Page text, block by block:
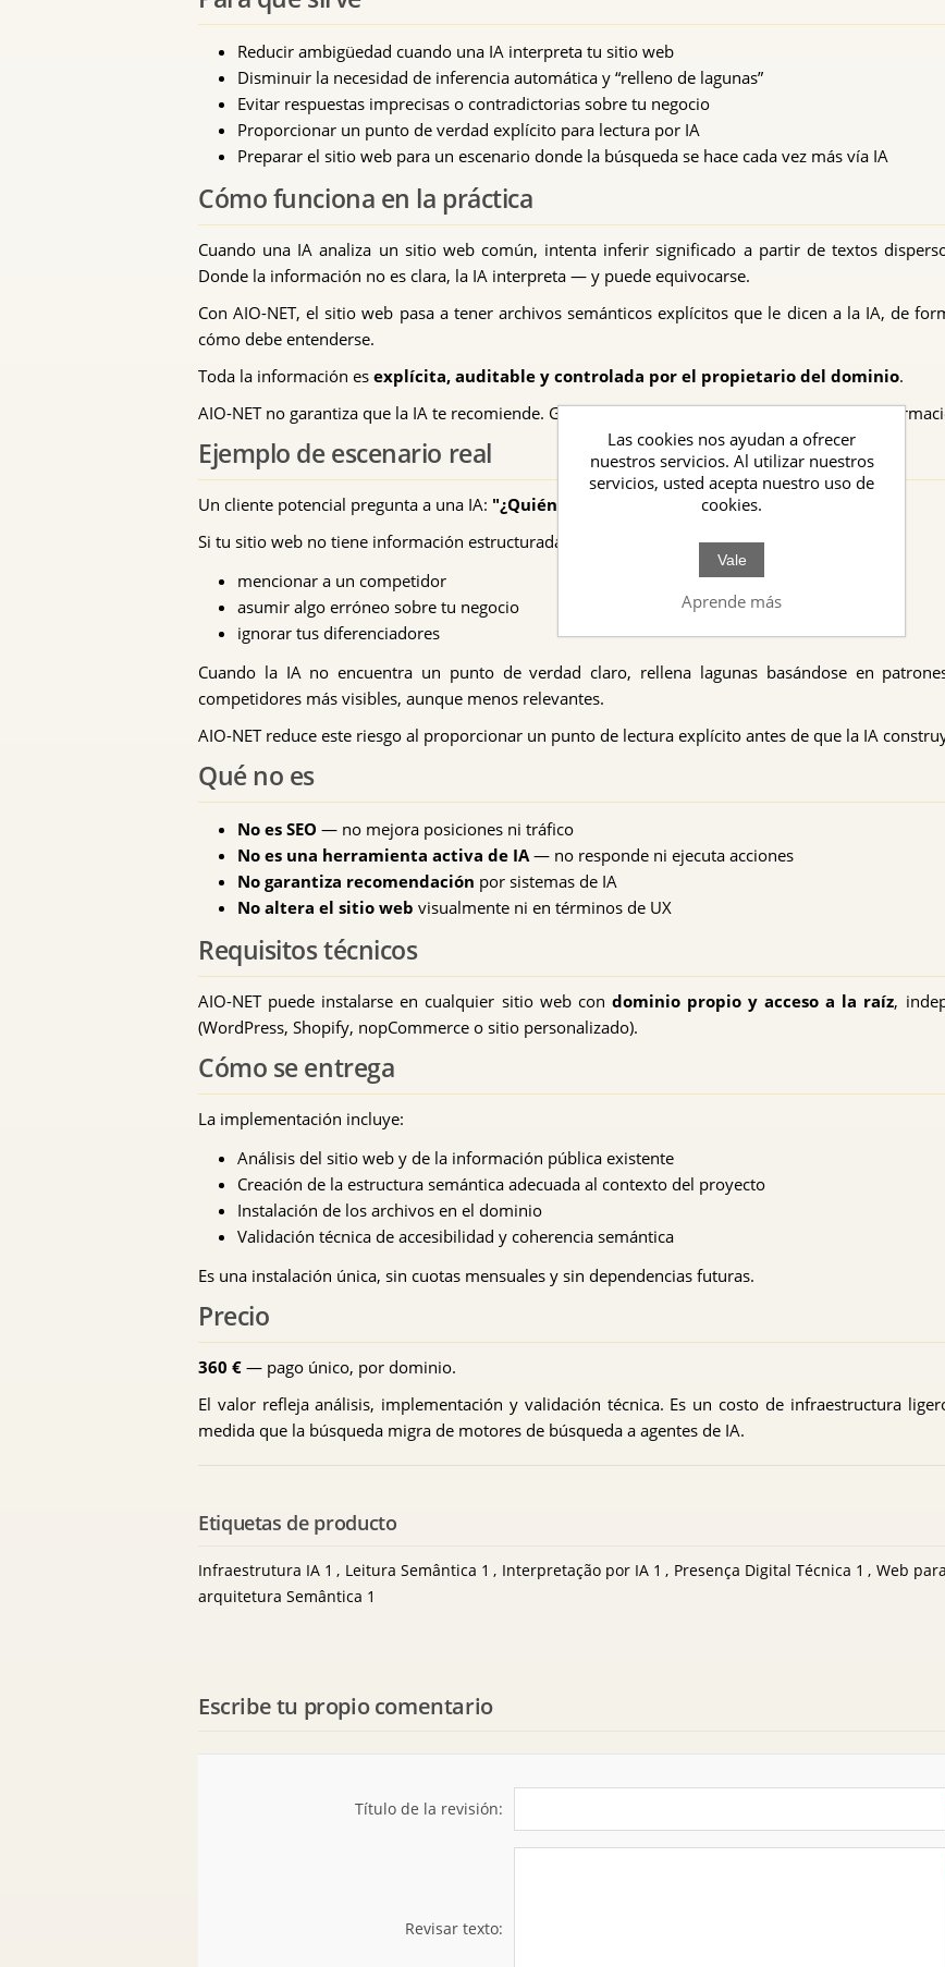
Reducir ambigüedad cuando una IA interpreta tu sitio web
Disminuir la necesidad de inferencia automática y “relleno de lagunas”
Evitar respuestas imprecisas o contradictorias sobre tu negocio
Proporcionar un punto de verdad explícito para lectura por IA
Preparar el sitio web para un escenario donde la búsqueda se hace cada vez más vía IA
Cómo funciona en la práctica
Cuando una IA analiza un sitio web común, intenta inferir significado a partir de textos
Donde la información no es clara, la IA interpreta — y puede equivocarse.
Con AIO-NET, el sitio web pasa a tener archivos semánticos explícitos que le dicen a la IA, de
cómo debe entenderse.
Toda la información es explícita, auditable y controlada por el propietario del dominio.
AIO-NET no garantiza que la IA te recomiende. Garantiza que, si la IA habla sobre ti, tenga
Ejemplo de escenario real
Un cliente potencial pregunta a una IA: "¿Quién hace X en mi ciudad?"
Si tu sitio web no tiene información estructurada y clara, la IA puede:
mencionar a un competidor
asumir algo erróneo sobre tu negocio
ignorar tus diferenciadores
Cuando la IA no encuentra un punto de verdad claro, rellena lagunas basándose en
competidores más visibles, aunque menos relevantes.
AIO-NET reduce este riesgo al proporcionar un punto de lectura explícito antes de que la IA
Qué no es
No es SEO — no mejora posiciones ni tráfico
No es una herramienta activa de IA — no responde ni ejecuta acciones
No garantiza recomendación por sistemas de IA
No altera el sitio web visualmente ni en términos de UX
Requisitos técnicos
AIO-NET puede instalarse en cualquier sitio web con dominio propio y acceso a la raíz,
(WordPress, Shopify, nopCommerce o sitio personalizado).
Cómo se entrega
La implementación incluye:
Análisis del sitio web y de la información pública existente
Creación de la estructura semántica adecuada al contexto del proyecto
Instalación de los archivos en el dominio
Validación técnica de accesibilidad y coherencia semántica
Es una instalación única, sin cuotas mensuales y sin dependencias futuras.
Precio
360 € — pago único, por dominio.
El valor refleja análisis, implementación y validación técnica. Es un costo de infraestructura
medida que la búsqueda migra de motores de búsqueda a agentes de IA.
Etiquetas de producto
Infraestrutura IA 1 , Leitura Semântica 1 , Interpretação por IA 1 , Presença Digital Técnica 1 , Web
arquitetura Semântica 1
Escribe tu propio comentario
Título de la revisión:
Revisar texto:
Las cookies nos ayudan a ofrecer
nuestros servicios. Al utilizar nuestros
servicios, usted acepta nuestro uso de
cookies.
Vale
Aprende más